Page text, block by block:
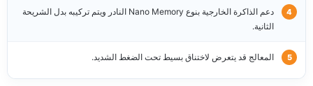
دعم الذاكرة الخارجية بنوع Nano Memory النادر ويتم تركيبه بدل الشريحة
الثانية.
المعالج قد يتعرض لاختناق بسيط تحت الضغط الشديد.